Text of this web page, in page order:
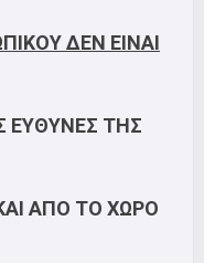
ΔΕΝ ΕΙΝΑΙ
ΕΥΘΥΝΕΣ ΤΗΣ
ΑΠΟ ΤΟ ΧΩΡΟ